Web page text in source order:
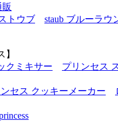
販
トウブ
staub ブルーラウ
クミキサー
プリンセス
セス クッキーメーカー